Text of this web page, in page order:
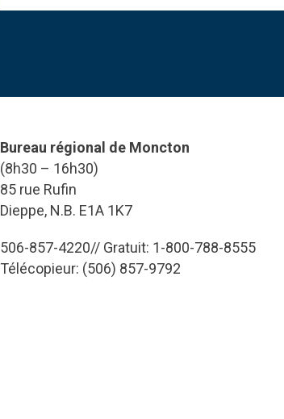
Bureau régional de Moncton
(8h30 – 16h30)
85 rue Rufin
Dieppe, N.B. E1A 1K7
506-857-4220// Gratuit: 1-800-788-8555
Télécopieur: (506) 857-9792